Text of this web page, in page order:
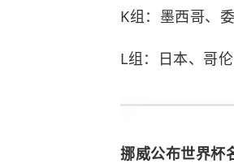
K组：墨西哥、
L组：日本、哥
挪威公布世界杯